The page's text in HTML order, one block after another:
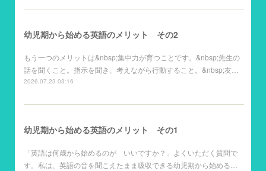
幼児期から始める英語のメリット その2
もう一つのメリットは&nbsp;集中力が育つことです。&nbsp;先生の
話を聞くこと。指示を聞き、考えながら行動すること。&nbsp;友…
2026.07.23 03:16
幼児期から始める英語のメリット その1
「英語は何歳から始めるのが いいですか？」よくいただく質問で
す。私は、英語の音を聞こえたまま吸収できる幼児期から始める…